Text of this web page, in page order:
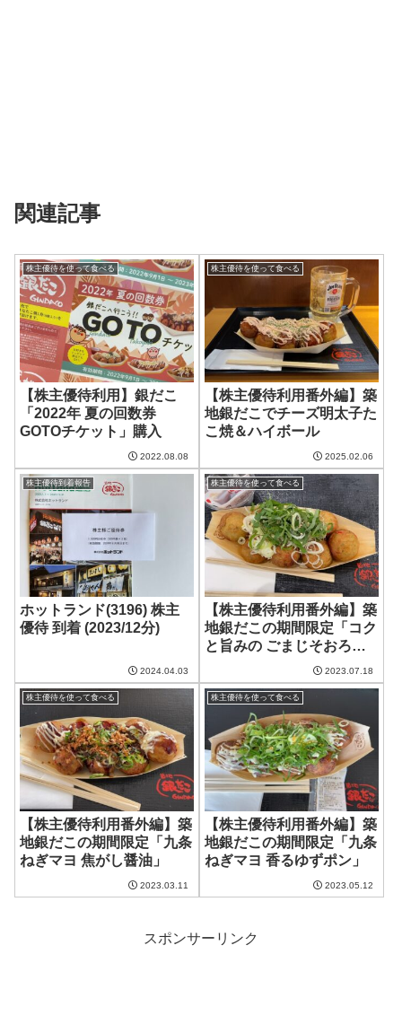
関連記事
株主優待を使って食べる
【株主優待利用】銀だこ
「2022年 夏の回数券
GOTOチケット」購入
2022.08.08
株主優待を使って食べる
【株主優待利用番外編】築
地銀だこでチーズ明太子た
こ焼＆ハイボール
2025.02.06
株主優待到着報告
ホットランド(3196) 株主
優待 到着 (2023/12分)
2024.04.03
株主優待を使って食べる
【株主優待利用番外編】築
地銀だこの期間限定「コク
と旨みの ごまじそおろ
2023.07.18
株主優待を使って食べる
【株主優待利用番外編】築
地銀だこの期間限定「九条
ねぎマヨ 焦がし醤油」
2023.03.11
株主優待を使って食べる
【株主優待利用番外編】築
地銀だこの期間限定「九条
ねぎマヨ 香るゆずポン」
2023.05.12
スポンサーリンク